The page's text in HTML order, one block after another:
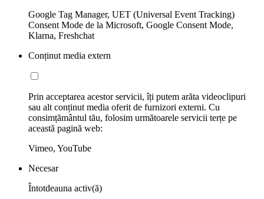
Google Tag Manager, UET (Universal Event Tracking)
Consent Mode de la Microsoft, Google Consent Mode,
Klarna, Freshchat
Conținut media extern
Prin acceptarea acestor servicii, îți putem arăta videoclipuri
sau alt conținut media oferit de furnizori externi. Cu
consimțământul tău, folosim următoarele servicii terțe pe
această pagină web:
Vimeo, YouTube
Necesar
Întotdeauna activ(ă)